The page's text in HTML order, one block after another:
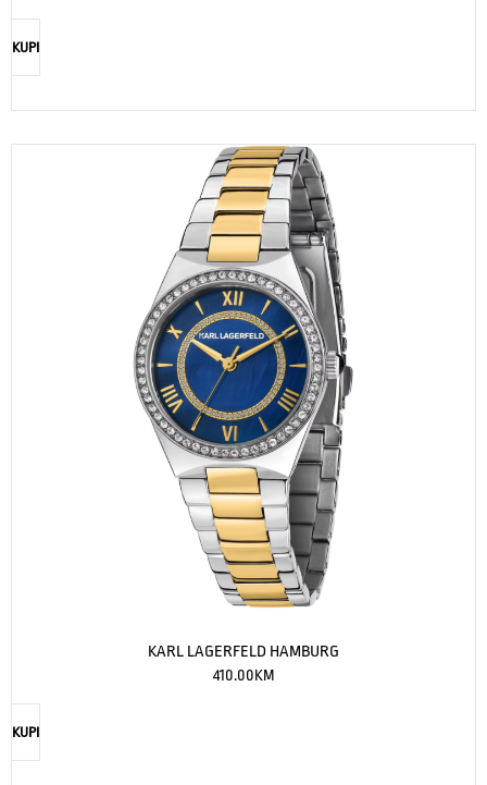
KUPI
KARL LAGERFELD HAMBURG
410.00KM
KUPI